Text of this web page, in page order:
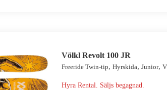
Völkl Revolt 100 JR
Freeride Twin-tip, Hyrskida, Junior,
Hyra Rental. Säljs begagnad.